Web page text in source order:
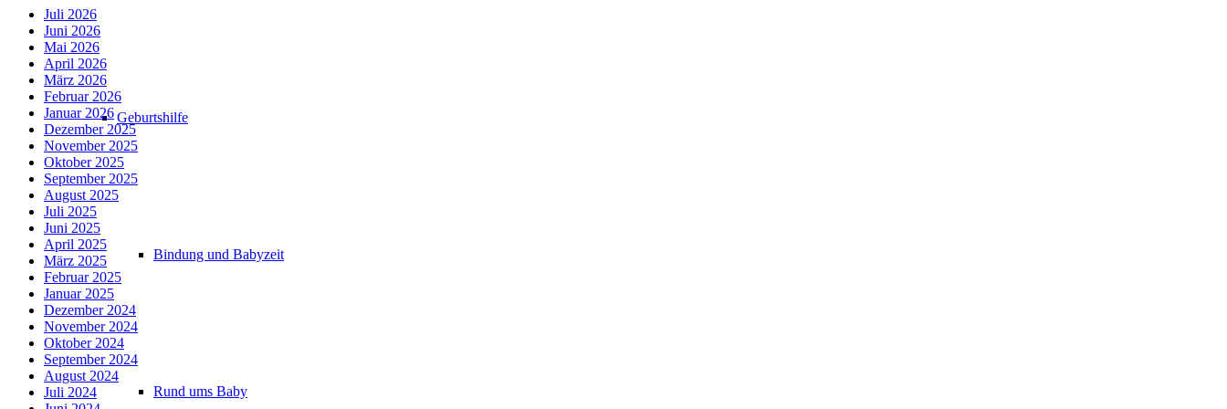
Geburtshilfe
Bindung und Babyzeit
Rund ums Baby
Juli 2026
Juni 2026
Mai 2026
April 2026
März 2026
Februar 2026
Januar 2026
Dezember 2025
November 2025
Oktober 2025
September 2025
August 2025
Juli 2025
Juni 2025
April 2025
März 2025
Februar 2025
Januar 2025
Dezember 2024
November 2024
Oktober 2024
September 2024
August 2024
Juli 2024